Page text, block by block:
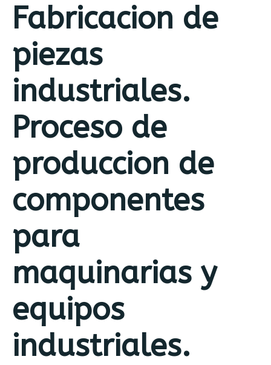
Fabricacion de
piezas
industriales.
Proceso de
produccion de
componentes
para
maquinarias y
equipos
industriales.